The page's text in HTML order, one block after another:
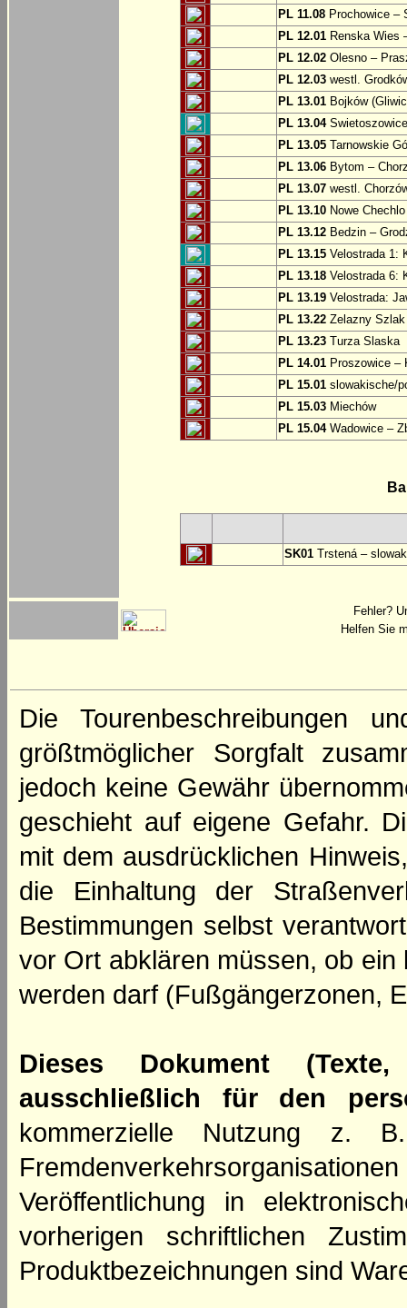
PL 11.08 Prochowice –
PL 12.01 Renska Wies
PL 12.02 Olesno –
PL 12.03 westl.
PL 13.01 Bojków
PL 13.04
PL 13.05 Tarnowskie
PL 13.06 Bytom –
PL 13.07 westl.
PL 13.10 Nowe
PL 13.12 Bedzin –
PL 13.15 Velostrada 1:
PL 13.18 Velostrada 6:
PL 13.19 Velostrada:
PL 13.22 Zelazny Szlak
PL 13.23 Turza Slaska
PL 14.01 Proszowice –
PL 15.01 slowakische/
PL 15.03 Miechów
PL 15.04Wadowice –
SK01 Trstená –
Fehler?
Helfen Sie
Die Tourenbeschreibungen
größtmöglicher Sorgfalt
jedoch keine Gewähr
geschieht auf eigene Gefahr.
mit dem ausdrücklichen
die Einhaltung der
Bestimmungen selbst
vor Ort abklären müssen, ob
werden darf (Fußgängerzonen,
Dieses Dokument
ausschließlich für den
kommerzielle Nutzung z.
Veröffentlichung in
vorherigen schriftlichen
Produktbezeichnungen sind